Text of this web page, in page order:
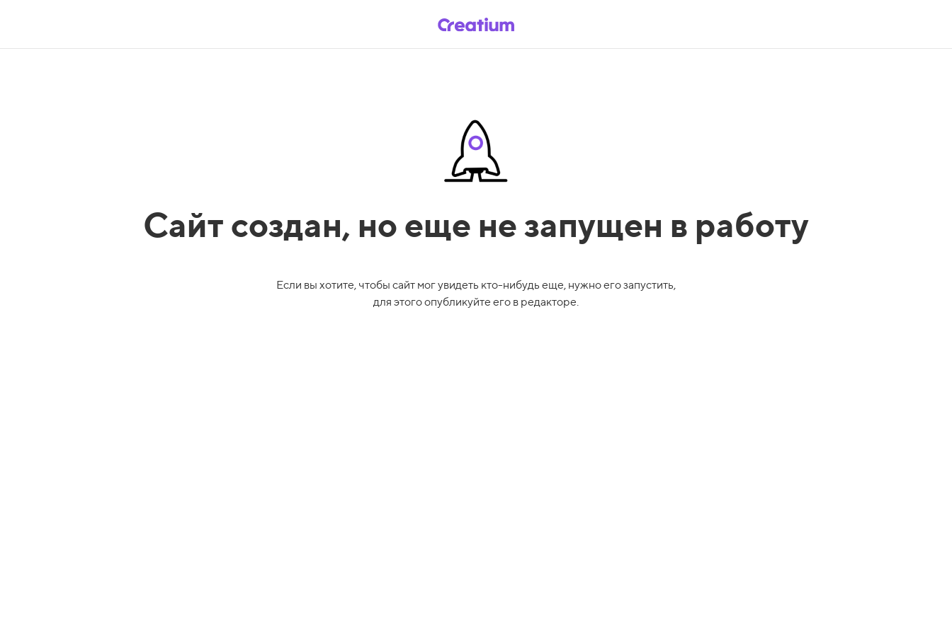
Сайт создан, но еще не запущен в работу
Если вы хотите, чтобы сайт мог увидеть кто-нибудь еще, нужно его запустить,
для этого опубликуйте его в редакторе.